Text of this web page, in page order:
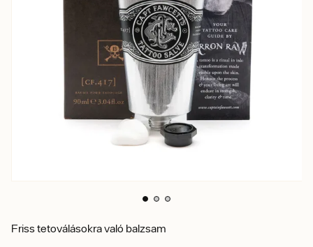
Friss tetoválásokra való balzsam